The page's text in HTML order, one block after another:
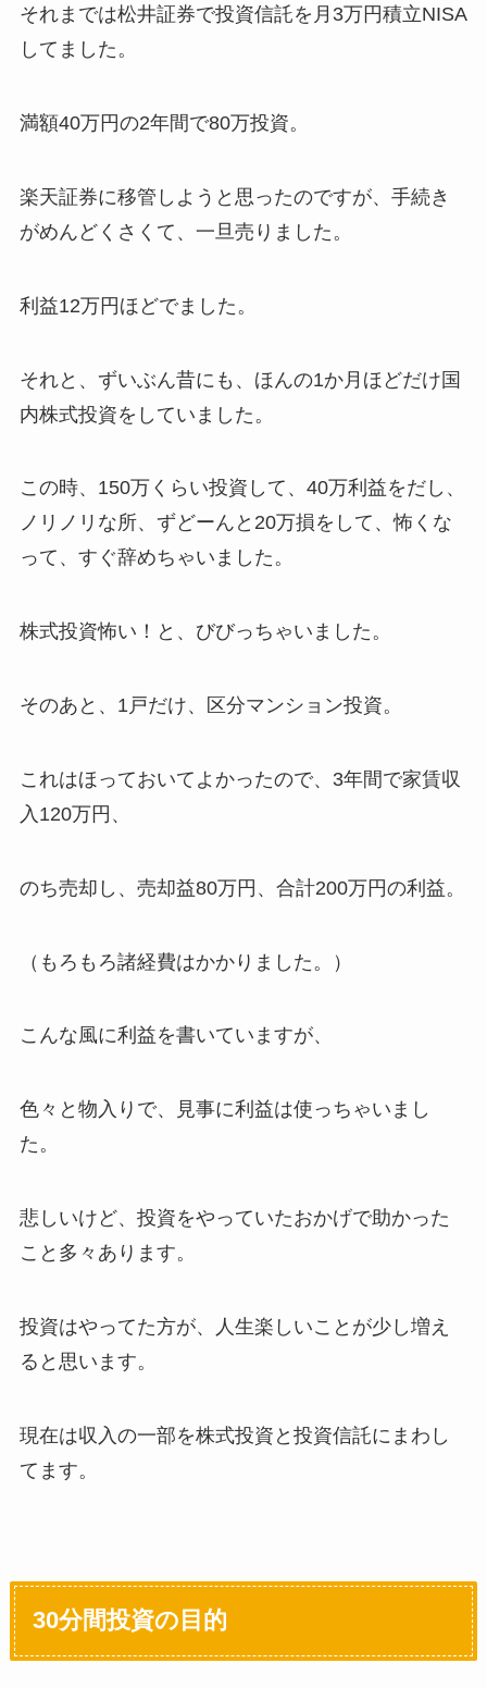
それまでは松井証券で投資信託を月3万円積立NISA
してました。
満額40万円の2年間で80万投資。
楽天証券に移管しようと思ったのですが、手続き
がめんどくさくて、一旦売りました。
利益12万円ほどでました。
それと、ずいぶん昔にも、ほんの1か月ほどだけ国
内株式投資をしていました。
この時、150万くらい投資して、40万利益をだし、
ノリノリな所、ずどーんと20万損をして、怖くな
って、すぐ辞めちゃいました。
株式投資怖い！と、びびっちゃいました。
そのあと、1戸だけ、区分マンション投資。
これはほっておいてよかったので、3年間で家賃収
入120万円、
のち売却し、売却益80万円、合計200万円の利益。
（もろもろ諸経費はかかりました。）
こんな風に利益を書いていますが、
色々と物入りで、見事に利益は使っちゃいまし
た。
悲しいけど、投資をやっていたおかげで助かった
こと多々あります。
投資はやってた方が、人生楽しいことが少し増え
ると思います。
現在は収入の一部を株式投資と投資信託にまわし
てます。
30分間投資の目的